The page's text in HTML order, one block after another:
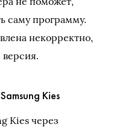
саму программу.
некорректно,
версия.
Kies
Kies через